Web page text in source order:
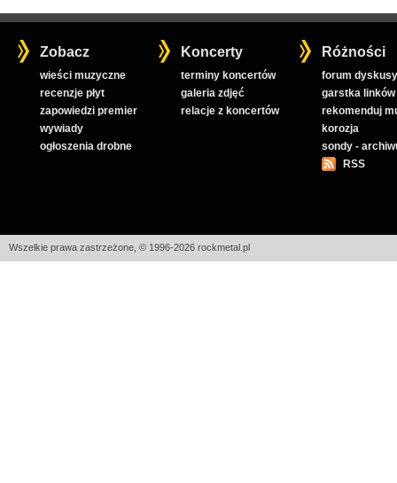
Zobacz
wieści muzyczne
recenzje płyt
zapowiedzi premier
wywiady
ogłoszenia drobne
Koncerty
terminy koncertów
galeria zdjęć
relacje z koncertów
Różności
forum
garstka linków
rekomenduj
korozja
sondy -
RSS
Wszelkie prawa zastrzeżone, © 1996-2026 rockmetal.pl